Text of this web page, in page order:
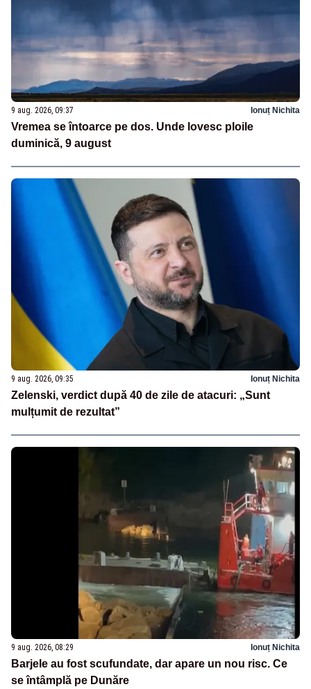
9 aug. 2026, 09:37 Ionuț Nichita
Vremea se întoarce pe dos. Unde lovesc ploile
duminică, 9 august
9 aug. 2026, 09:35 Ionuț Nichita
Zelenski, verdict după 40 de zile de atacuri: „Sunt
mulțumit de rezultat”
9 aug. 2026, 08:29 Ionuț Nichita
Barjele au fost scufundate, dar apare un nou risc. Ce
se întâmplă pe Dunăre